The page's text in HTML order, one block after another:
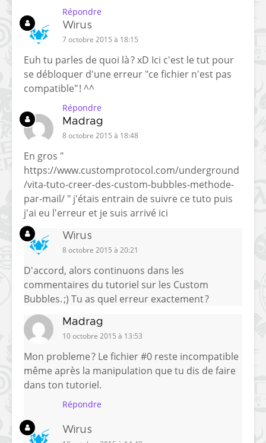
Répondre
Wirus
7 octobre 2015 à 18:15
Euh tu parles de quoi là ? xD Ici c'est le tut pour
se débloquer d'une erreur "ce fichier n'est pas
compatible" ! ^^
Répondre
Madrag
8 octobre 2015 à 18:48
En gros "
https://www.customprotocol.com/underground
/vita-tuto-creer-des-custom-bubbles-methode-
par-mail/ " j'étais entrain de suivre ce tuto puis
j'ai eu l'erreur et je suis arrivé ici
Wirus
8 octobre 2015 à 20:21
D'accord, alors continuons dans les
commentaires du tutoriel sur les Custom
Bubbles. ;) Tu as quel erreur exactement ?
Madrag
10 octobre 2015 à 13:53
Mon probleme ? Le fichier #0 reste incompatible
même après la manipulation que tu dis de faire
dans ton tutoriel.
Répondre
Wirus